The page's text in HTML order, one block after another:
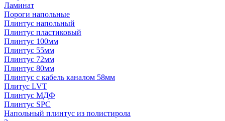
Ламинат
Пороги напольные
Плинтус напольный
Плинтус пластиковый
Плинтус 100мм
Плинтус 55мм
Плинтус 72мм
Плинтус 80мм
Плинтус с кабель каналом 58мм
Плитус LVT
Плинтус МДФ
Плинтус SPC
Напольный плинтус из полистирола